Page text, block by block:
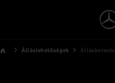
Álláslehetőségek Álláskeresés